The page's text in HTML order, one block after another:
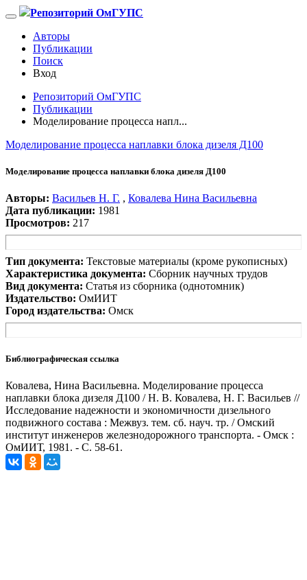
Репозиторий ОмГУПС
Авторы
Публикации
Поиск
Вход
Репозиторий ОмГУПС
Публикации
Моделирование процесса напл...
Моделирование процесса наплавки блока дизеля Д100
Моделирование процесса наплавки блока дизеля Д100
Авторы: Васильев Н. Г. , Ковалева Нина Васильевна
Дата публикации: 1981
Просмотров: 217
Тип документа: Текстовые материалы (кроме рукописных)
Характеристика документа: Сборник научных трудов
Вид документа: Статья из сборника (однотомник)
Издательство: ОмИИТ
Город издательства: Омск
Библиографическая ссылка
Ковалева, Нина Васильевна. Моделирование процесса
наплавки блока дизеля Д100 / Н. В. Ковалева, Н. Г. Васильев //
Исследование надежности и экономичности дизельного
подвижного состава : Межвуз. тем. сб. науч. тр. / Омский
институт инженеров железнодорожного транспорта. - Омск :
ОмИИТ, 1981. - С. 58-61.